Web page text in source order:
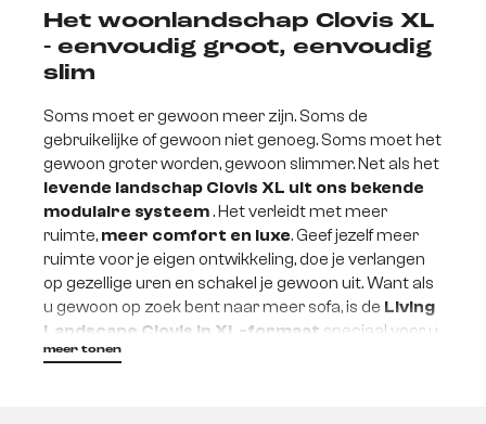
Het woonlandschap Clovis XL
- eenvoudig groot, eenvoudig
slim
Soms moet er gewoon meer zijn. Soms de
gebruikelijke of gewoon niet genoeg. Soms moet het
gewoon groter worden, gewoon slimmer. Net als het
levende landschap Clovis XL uit ons bekende
modulaire systeem. Het verleidt met meer
ruimte, meer comfort en luxe. Geef jezelf meer
ruimte voor je eigen ontwikkeling, doe je verlangen
op gezellige uren en schakel je gewoon uit. Want als
u gewoon op zoek bent naar meer sofa, is de Living
Landscape Clovis in XL-formaat speciaal voor u
gemaakt.
meer tonen